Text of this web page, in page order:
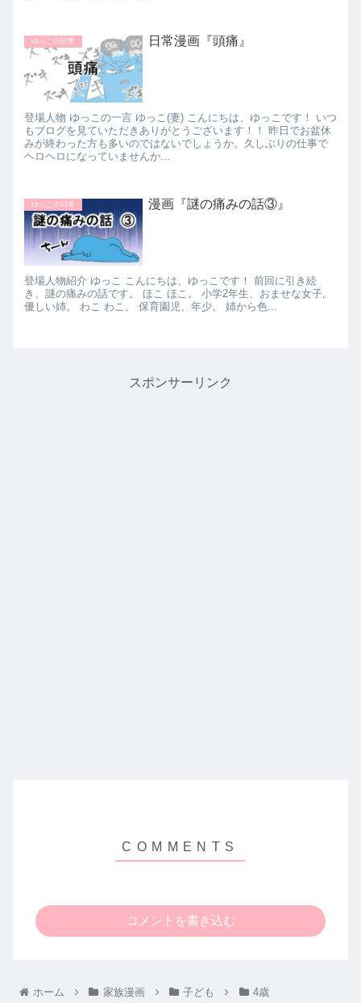
ゆっこの日常 日常漫画『頭痛』
登場人物 ゆっこの一言 ゆっこ(妻) こんにちは、ゆっこです！ いつ
もブログを見ていただきありがとうございます！！ 昨日でお盆休
みが終わった方も多いのではないでしょうか。久しぶりの仕事で
ヘロヘロになっていませんか...
ゆっこの日常 漫画『謎の痛みの話③』
登場人物紹介 ゆっこ こんにちは、ゆっこです！ 前回に引き続
き、謎の痛みの話です。 ほこ ほこ。 小学2年生、おませな女子。
優しい姉。 わこ わこ。 保育園児、年少。 姉から色...
スポンサーリンク
コメントを書き込む
ホーム 家族漫画 子ども 4歳